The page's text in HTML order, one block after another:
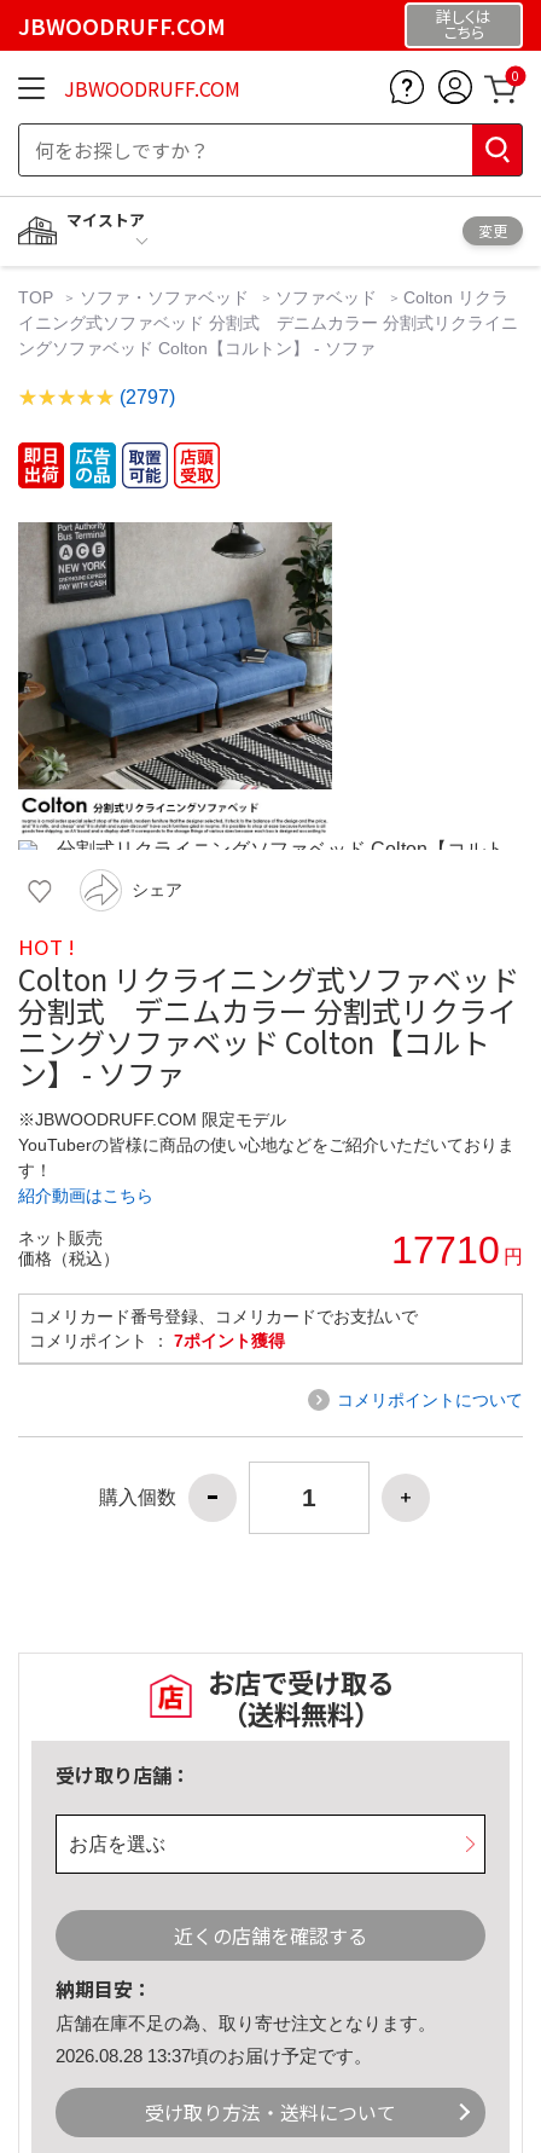
JBWOODRUFF.COM 詳しくは
こちら
JBWOODRUFF.COM 0
マイストア
変更
TOP ソファ・ソファベッド ソファベッド
Colton リクラ
イニング式ソファベッド 分割式 デニムカラー 分割式リクライニ
ングソファベッド Colton【コルトン】 - ソファ
(2797)
シェア
HOT !
Colton リクライニング式ソファベッド
分割式 デニムカラー 分割式リクライ
ニングソファベッド Colton【コルト
ン】 - ソファ
※JBWOODRUFF.COM 限定モデル
YouTuberの皆様に商品の使い心地などをご紹介いただいておりま
す！
紹介動画はこちら
ネット販売
価格（税込）
17710 円
コメリカード番号登録、コメリカードでお支払いで
コメリポイント ： 7ポイント獲得
コメリポイントについて
購入個数
お店で受け取る
（送料無料）
受け取り店舗：
お店を選ぶ
近くの店舗を確認する
納期目安：
店舗在庫不足の為、取り寄せ注文となります。
2026.08.28 13:37頃のお届け予定です。
受け取り方法・送料について